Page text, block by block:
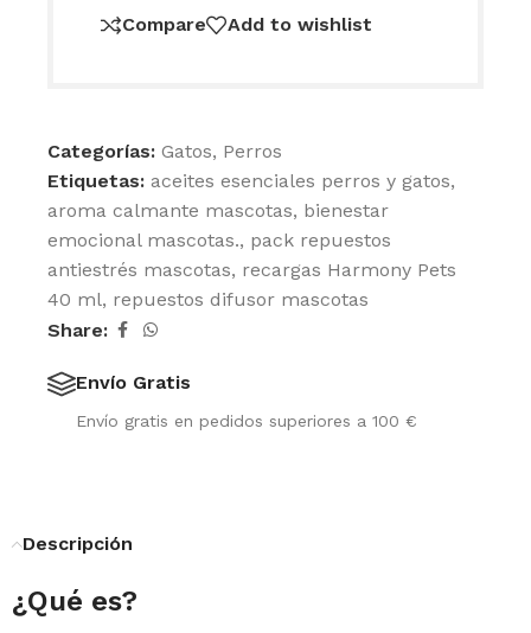
Compare Add to wishlist
Categorías: Gatos, Perros
Etiquetas: aceites esenciales perros y gatos,
aroma calmante mascotas, bienestar
emocional mascotas., pack repuestos
antiestrés mascotas, recargas Harmony Pets
40 ml, repuestos difusor mascotas
Share:
Envío Gratis
Envío gratis en pedidos superiores a 100 €
Descripción
¿Qué es?